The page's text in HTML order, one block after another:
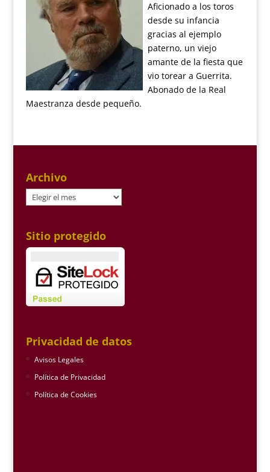
Aficionado a los toros
desde su infancia
gracias al ejemplo
paterno, un viejo
amante de la fiesta que
vio torear a Guerrita.
Abonado de la Real
Maestranza desde pequeño.
Archivo
Archivo
Sitio protegido
Privacidad de datos
Avisos Legales
Política de Privacidad
Política de Cookies